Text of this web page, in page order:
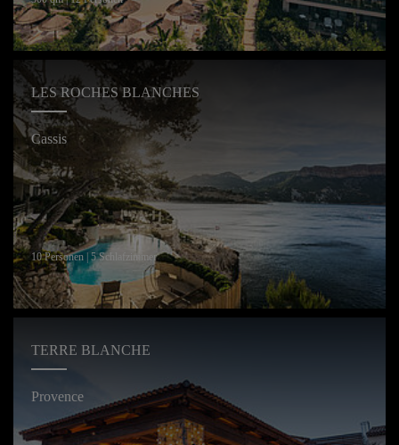
LES ROCHES BLANCHES
Cassis
10 Personen | 5 Schlafzimmer
TERRE BLANCHE
Provence